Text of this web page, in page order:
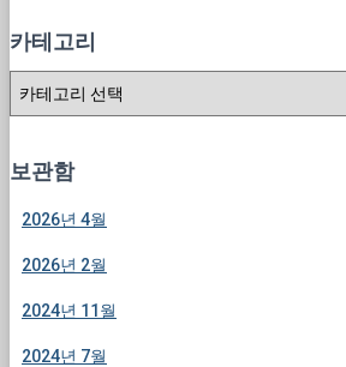
카테고리
리
보관함
2026년 4월
2026년 2월
2024년 11월
2024년 7월